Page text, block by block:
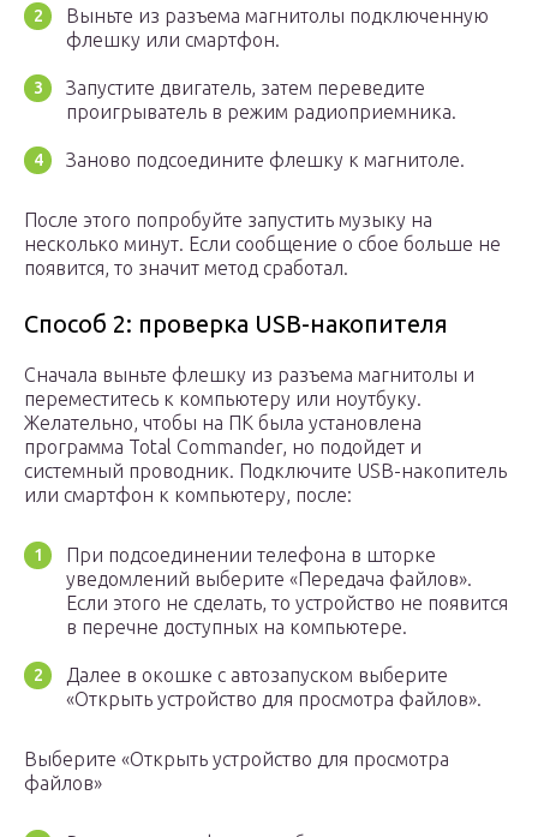
Выньте из разъема магнитолы подключенную
флешку или смартфон.
Запустите двигатель, затем переведите
проигрыватель в режим радиоприемника.
Заново подсоедините флешку к магнитоле.
После этого попробуйте запустить музыку на
несколько минут. Если сообщение о сбое больше не
появится, то значит метод сработал.
Способ 2: проверка USB-накопителя
Сначала выньте флешку из разъема магнитолы и
переместитесь к компьютеру или ноутбуку.
Желательно, чтобы на ПК была установлена
программа Total Commander, но подойдет и
системный проводник. Подключите USB-накопитель
или смартфон к компьютеру, после:
При подсоединении телефона в шторке
уведомлений выберите «Передача файлов».
Если этого не сделать, то устройство не появится
в перечне доступных на компьютере.
Далее в окошке с автозапуском выберите
«Открыть устройство для просмотра файлов».
Выберите «Открыть устройство для просмотра
файлов»